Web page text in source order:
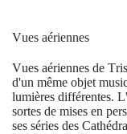
Vues aériennes
Vues aériennes de
d'un même objet
lumières différentes.
sortes de mises en
ses séries des